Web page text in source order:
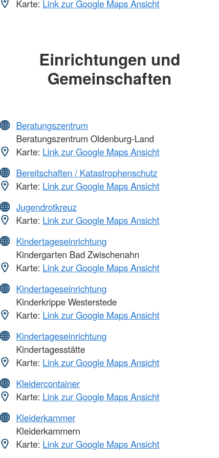
Karte: Link zur Google Maps Ansicht
Einrichtungen und
Gemeinschaften
Beratungszentrum
Beratungszentrum Oldenburg-Land
Karte: Link zur Google Maps Ansicht
Bereitschaften / Katastrophenschutz
Karte: Link zur Google Maps Ansicht
Jugendrotkreuz
Karte: Link zur Google Maps Ansicht
Kindertageseinrichtung
Kindergarten Bad Zwischenahn
Karte: Link zur Google Maps Ansicht
Kindertageseinrichtung
Kinderkrippe Westerstede
Karte: Link zur Google Maps Ansicht
Kindertageseinrichtung
Kindertagesstätte
Karte: Link zur Google Maps Ansicht
Kleidercontainer
Karte: Link zur Google Maps Ansicht
Kleiderkammer
Kleiderkammern
Karte: Link zur Google Maps Ansicht